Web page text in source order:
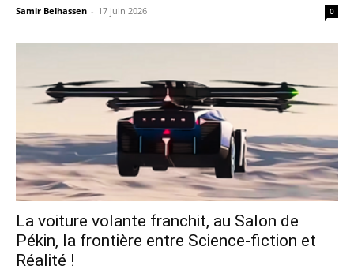
Samir Belhassen - 17 juin 2026 0
La voiture volante franchit, au Salon de
Pékin, la frontière entre Science-fiction et
Réalité !